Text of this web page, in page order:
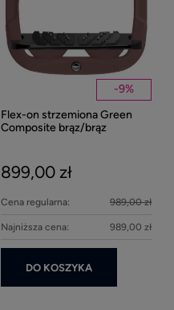
-9%
Flex-on strzemiona Green
Composite brąz/brąz
899,00 zł
Cena regularna: 989,00 zł
Najniższa cena: 989,00 zł
DO KOSZYKA